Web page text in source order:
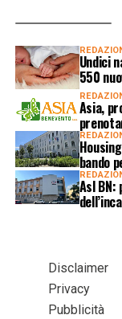
Undici
550
Asia,
bando
Asl BN:
Disclaimer
Privacy
Pubblicità